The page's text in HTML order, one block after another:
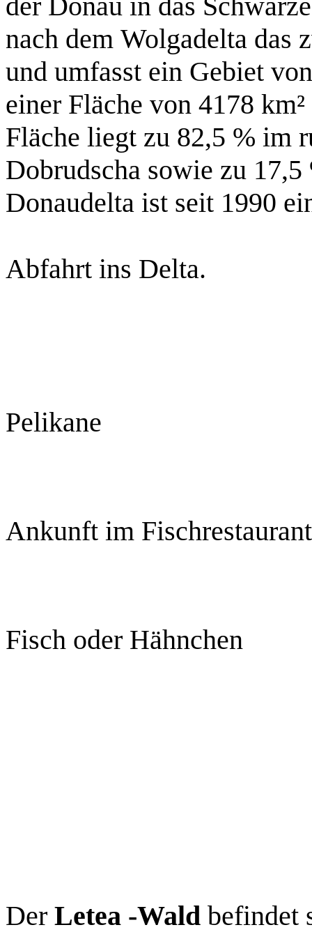
nach dem Wolgadelta das
und umfasst ein Gebiet
einer Fläche von 4178
Fläche liegt zu 82,5 % im
Dobrudscha sowie zu
Donaudelta ist seit 1990
Abfahrt ins Delta.
Pelikane
Ankunft im
Fisch oder Hähnchen
Der Letea -Wald befindet